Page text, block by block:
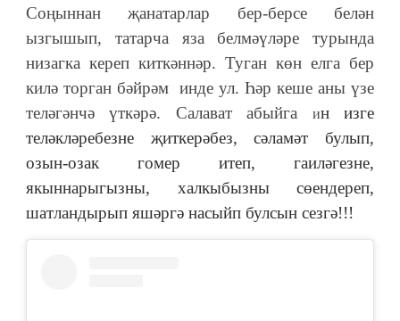
Соңыннан җанатарлар бер-берсе белән
ызгышып, татарча яза белмәүләре турында
низагка кереп киткәннәр. Туган көн елга бер
килә торган бәйрәм инде ул. Һәр кеше аны үзе
теләгәнчә үткәрә. Салават абыйга
ин изге
теләкләребезне җиткерәбез, сәламәт булып,
озын-озак гомер итеп, гаиләгезне,
якыннарыгызны, халкыбызны сөендереп,
шатландырып яшәргә насыйп булсын сезгә!!!